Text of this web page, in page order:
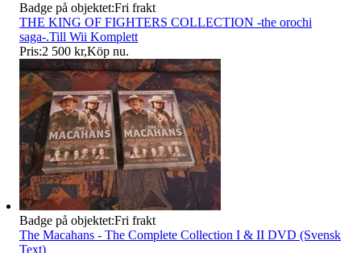
Badge på objektet:Fri frakt
THE KING OF FIGHTERS COLLECTION -the orochi
saga-.Till Wii Komplett
Pris:2 500 kr,Köp nu.
Badge på objektet:Fri frakt
The Macahans - The Complete Collection I & II DVD (Svensk
Text)